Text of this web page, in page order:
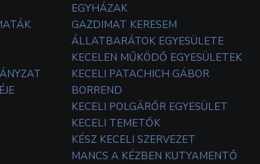
EGYHÁZAK
GAZDIMAT KERESEM
ÁLLATBARÁTOK EGYESÜLETE
KECELEN MŰKÖDŐ EGYESÜLETEK
KECELI PATACHICH GÁBOR
BORREND
KECELI POLGÁRŐR EGYESÜLET
KECELI TEMETŐK
KÉSZ KECELI SZERVEZET
MANCS A KÉZBEN KUTYAMENTŐ